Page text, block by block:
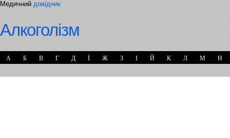
Медичний довідник
Алкоголізм
А Б В Г Д Ї Ж З І Й К Л М Н